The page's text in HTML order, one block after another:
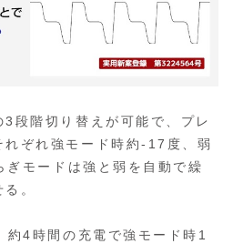
段階切り替えが可能で、プレ
れぞれ強モード時約-17度、弱
モードは強と弱を自動で繰
。
約4時間の充電で強モード時1